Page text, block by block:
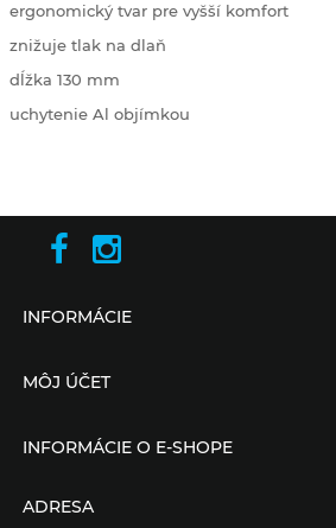
ergonomický tvar pre vyšší komfort
znižuje tlak na dlaň
dĺžka 130 mm
uchytenie Al objímkou
INFORMÁCIE
MÔJ ÚČET
INFORMÁCIE O E-SHOPE
ADRESA